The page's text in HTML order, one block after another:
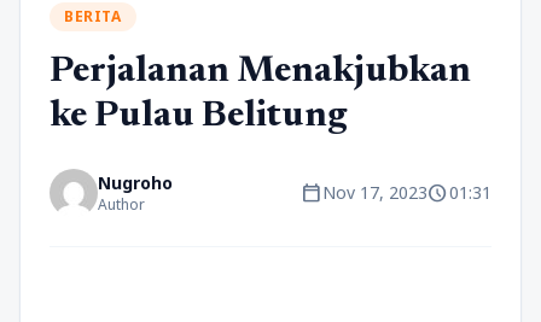
BERITA
Perjalanan Menakjubkan
ke Pulau Belitung
Nugroho
Author calendar_todayNov 17, 2023schedule01:31